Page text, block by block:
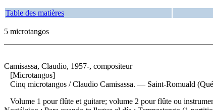
Table des matières
5 microtangos
Camisassa, Claudio, 1957-, compositeur
[Microtangos]
Cinq microtangos / Claudio Camisassa. — Saint-Romuald
Volume 1 pour flûte et guitare; volume 2 pour flûte ou